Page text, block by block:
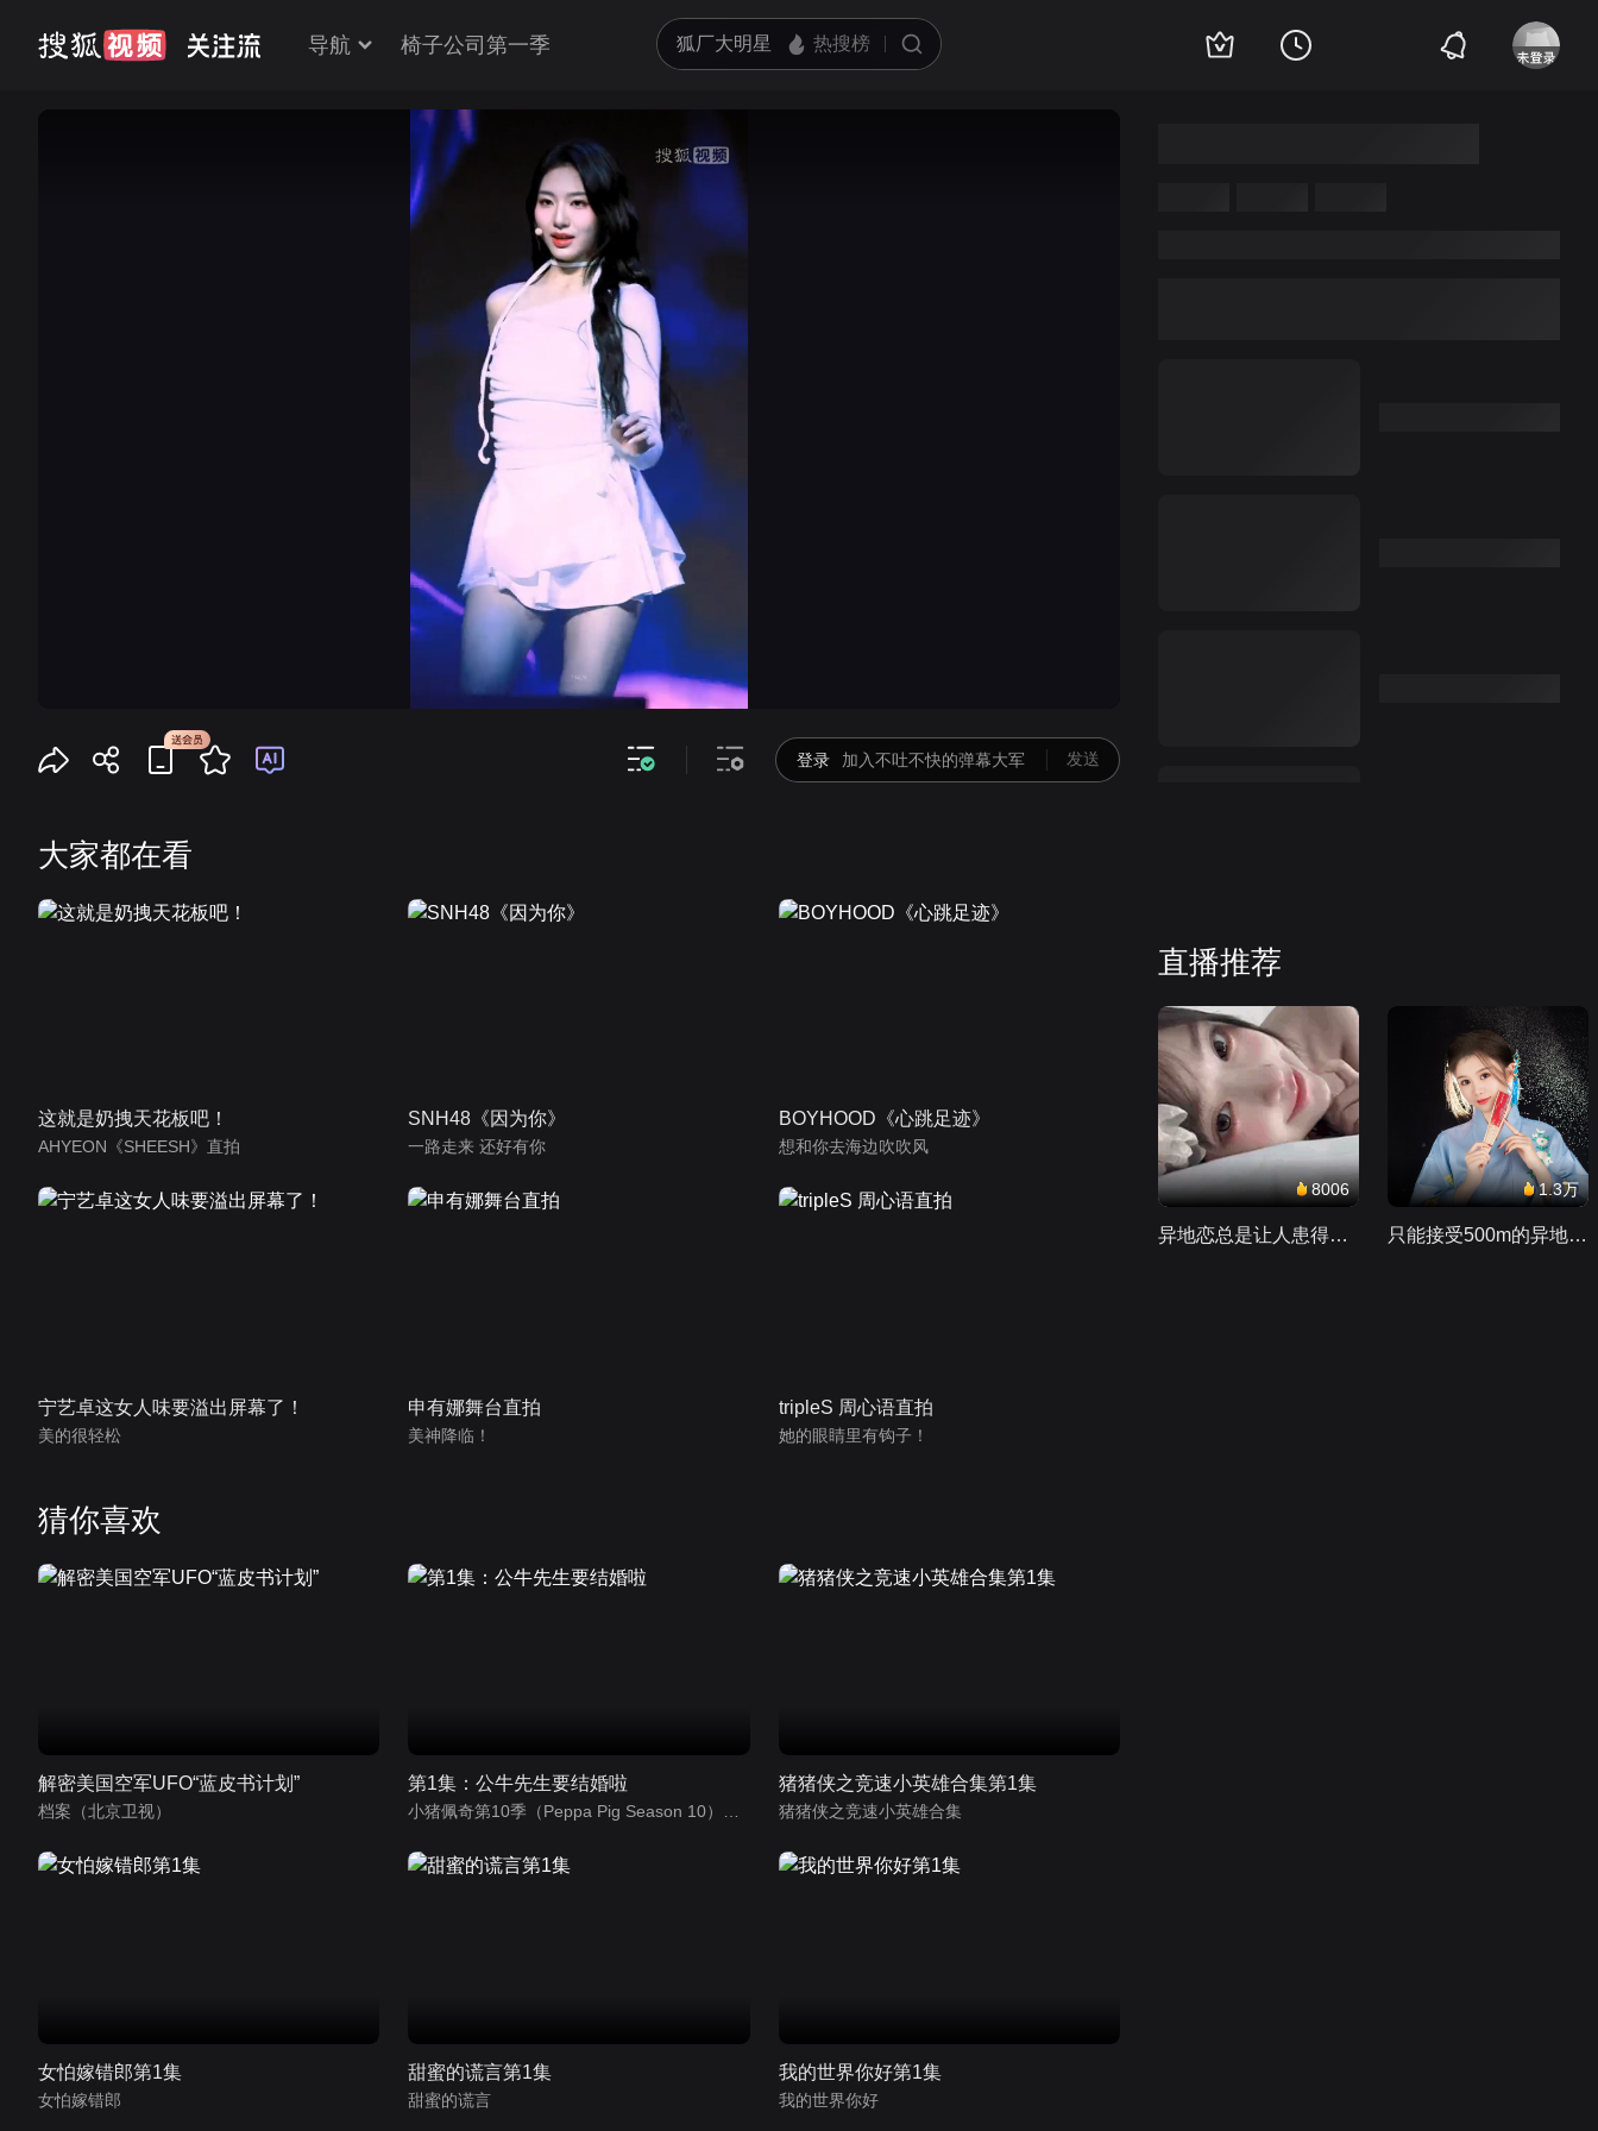
导航 椅子公司第一季
登录 加入不吐不快的弹幕大军 发送
大家都在看
这就是奶拽天花板吧！
AHYEON《SHEESH》直拍
SNH48《因为你》
一路走来 还好有你
BOYHOOD《心跳足迹》
想和你去海边吹吹风
宁艺卓这女人味要溢出屏幕了！
美的很轻松
申有娜舞台直拍
美神降临！
tripleS 周心语直拍
她的眼睛里有钩子！
猜你喜欢
解密美国空军UFO“蓝皮书计划”
档案（北京卫视）
第1集：公牛先生要结婚啦
小猪佩奇第10季（Peppa Pig Season 10）（中文版） 有声音频
猪猪侠之竞速小英雄合集第1集
猪猪侠之竞速小英雄合集
女怕嫁错郎第1集
女怕嫁错郎
甜蜜的谎言第1集
甜蜜的谎言
我的世界你好第1集
我的世界你好
直播推荐
8006
异地恋总是让人患得患失。。。
1.3万
只能接受500m的异地恋，电动车没电了......